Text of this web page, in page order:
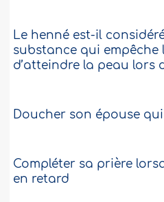
Le henné est-il
substance qui empêche
d’atteindre la peau lors
Doucher son épouse qui
Compléter sa prière
en retard